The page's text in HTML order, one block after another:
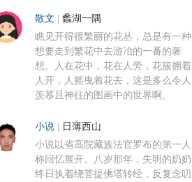
散文 蠡湖一隅
瞧见开得很繁丽的花丛，总是有一种
想要走到繁花中去游冶的一番的奢
想。人在花中，花在人旁，花簇拥着
人开，人摇曳着花去，这是多么令人
羡慕且神往的图画中的世界啊。
小说 日薄西山
小说以省高院藏族法官罗布的第一人
称回忆展开。八岁那年，失明的奶奶
终日执着绕菩提佛塔转经，反复念叨